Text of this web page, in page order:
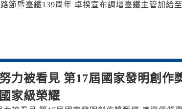
節暨臺鐵139周年 卓揆宣布調增臺鐵主管加給
力被看見 第17屆國家發明創作
家級榮耀